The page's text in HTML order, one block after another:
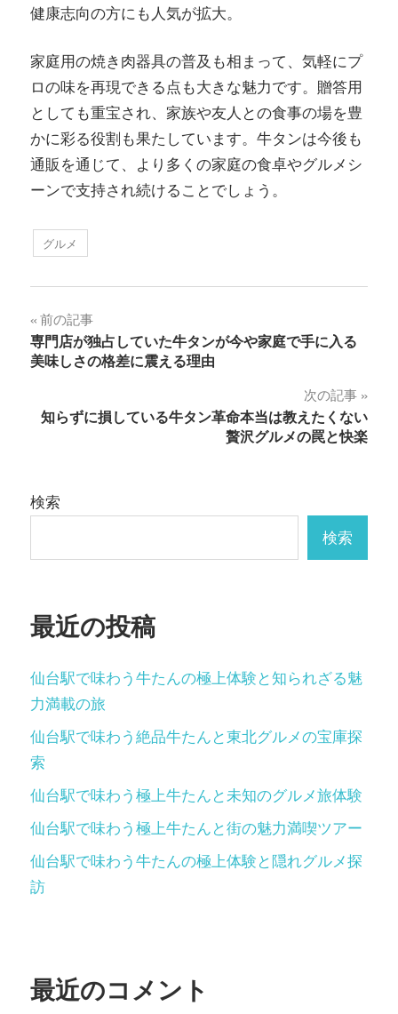
健康志向の方にも人気が拡大。
家庭用の焼き肉器具の普及も相まって、気軽にプ
ロの味を再現できる点も大きな魅力です。贈答用
としても重宝され、家族や友人との食事の場を豊
かに彩る役割も果たしています。牛タンは今後も
通販を通じて、より多くの家庭の食卓やグルメシ
ーンで支持され続けることでしょう。
グルメ
投
稿
ビ
ー
ョ
前の記事
専門店が独占していた牛タンが今や家庭で手に入る
美味しさの格差に震える理由
次の記事
知らずに損している牛タン革命本当は教えたくない
贅沢グルメの罠と快楽
検索
検索
最近の投稿
仙台駅で味わう牛たんの極上体験と知られざる魅
力満載の旅
仙台駅で味わう絶品牛たんと東北グルメの宝庫探
索
仙台駅で味わう極上牛たんと未知のグルメ旅体験
仙台駅で味わう極上牛たんと街の魅力満喫ツアー
仙台駅で味わう牛たんの極上体験と隠れグルメ探
訪
最近のコメント